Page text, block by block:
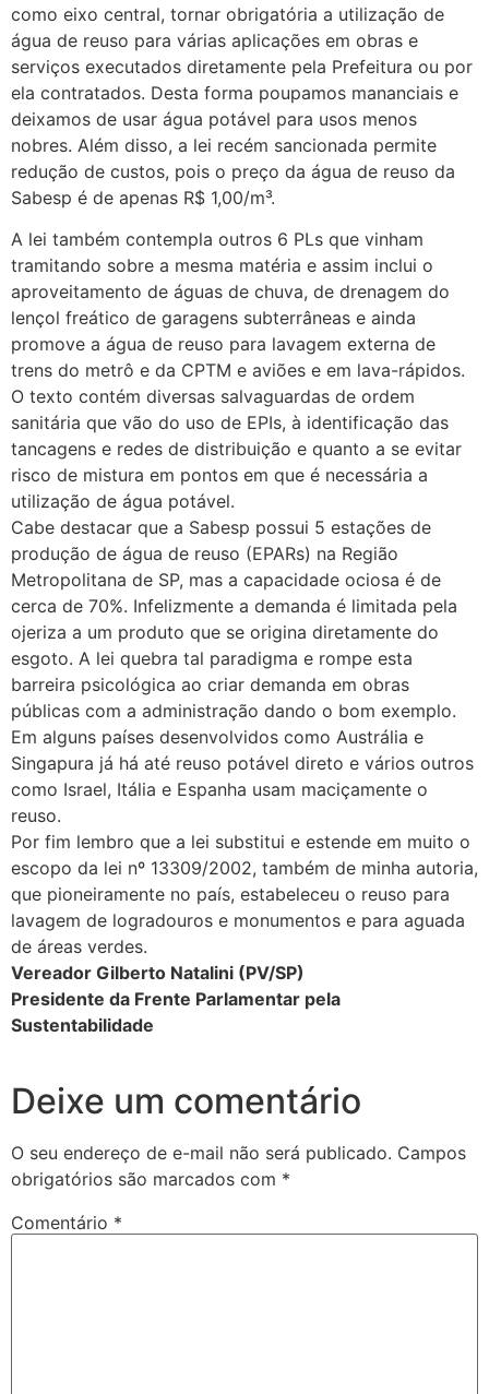
como eixo central, tornar obrigatória a utilização de
água de reuso para várias aplicações em obras e
serviços executados diretamente pela Prefeitura ou por
ela contratados. Desta forma poupamos mananciais e
deixamos de usar água potável para usos menos
nobres. Além disso, a lei recém sancionada permite
redução de custos, pois o preço da água de reuso da
Sabesp é de apenas R$ 1,00/m³.
A lei também contempla outros 6 PLs que vinham
tramitando sobre a mesma matéria e assim inclui o
aproveitamento de águas de chuva, de drenagem do
lençol freático de garagens subterrâneas e ainda
promove a água de reuso para lavagem externa de
trens do metrô e da CPTM e aviões e em lava-rápidos.
O texto contém diversas salvaguardas de ordem
sanitária que vão do uso de EPIs, à identificação das
tancagens e redes de distribuição e quanto a se evitar
risco de mistura em pontos em que é necessária a
utilização de água potável.
Cabe destacar que a Sabesp possui 5 estações de
produção de água de reuso (EPARs) na Região
Metropolitana de SP, mas a capacidade ociosa é de
cerca de 70%. Infelizmente a demanda é limitada pela
ojeriza a um produto que se origina diretamente do
esgoto. A lei quebra tal paradigma e rompe esta
barreira psicológica ao criar demanda em obras
públicas com a administração dando o bom exemplo.
Em alguns países desenvolvidos como Austrália e
Singapura já há até reuso potável direto e vários outros
como Israel, Itália e Espanha usam maciçamente o
reuso.
Por fim lembro que a lei substitui e estende em muito o
escopo da lei nº 13309/2002, também de minha autoria,
que pioneiramente no país, estabeleceu o reuso para
lavagem de logradouros e monumentos e para aguada
de áreas verdes.
Vereador Gilberto Natalini (PV/SP)
Presidente da Frente Parlamentar pela
Sustentabilidade
Deixe um comentário
O seu endereço de e-mail não será publicado. Campos
obrigatórios são marcados com *
Comentário *